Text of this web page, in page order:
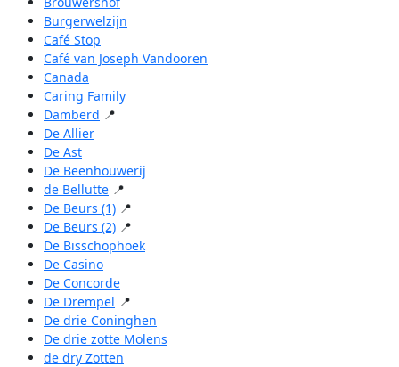
Burgerwelzijn
Café Stop
Café van Joseph Vandooren
Canada
Caring Family
Damberd 📍
De Allier
De Ast
De Beenhouwerij
de Bellutte 📍
De Beurs (1) 📍
De Beurs (2) 📍
De Bisschophoek
De Casino
De Concorde
De Drempel 📍
De drie Coninghen
De drie zotte Molens
de dry Zotten